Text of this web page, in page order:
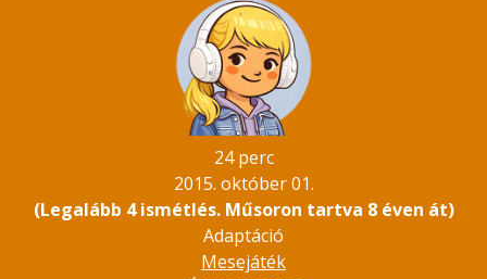
24 perc
2015. október 01.
(Legalább 4 ismétlés. Műsoron tartva 8 éven át)
Adaptáció
Mesejáték